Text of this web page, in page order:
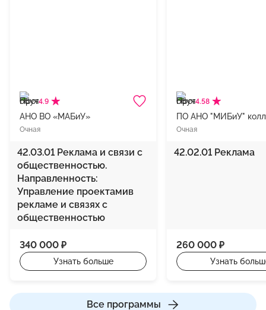
Все программы
4.9
АНО ВО «МАБиУ»
Очная
42.03.01 Реклама и связи с
общественностью.
Направленность:
Управление проектамив
рекламе и связях с
общественностью
340 000 ₽
Узнать больше
4.58
ПО АНО "МИБиУ"
Очная
42.02.01 Реклама
260 000 ₽
Узнать